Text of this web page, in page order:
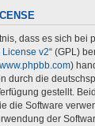
dass es sich bei
v2“ (GPL)
www.phpbb.com)
durch die
gestellt.
die Software
der